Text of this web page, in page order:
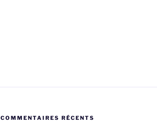
COMMENTAIRES RÉCENTS